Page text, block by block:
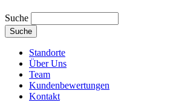
Suche
Standorte
Über Uns
Team
Kundenbewertungen
Kontakt